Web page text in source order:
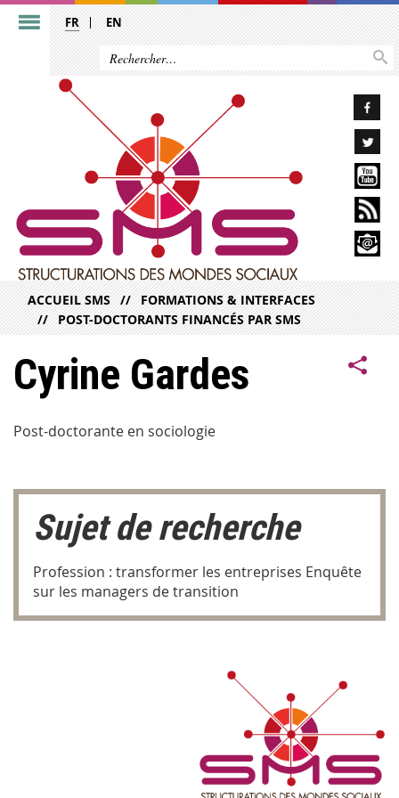
FR EN
ACCUEIL SMS
FORMATIONS & INTERFACES
POST-DOCTORANTS FINANCÉS PAR SMS
Cyrine Gardes
Post-doctorante en sociologie
Sujet de recherche
Profession : transformer les entreprises Enquête
sur les managers de transition